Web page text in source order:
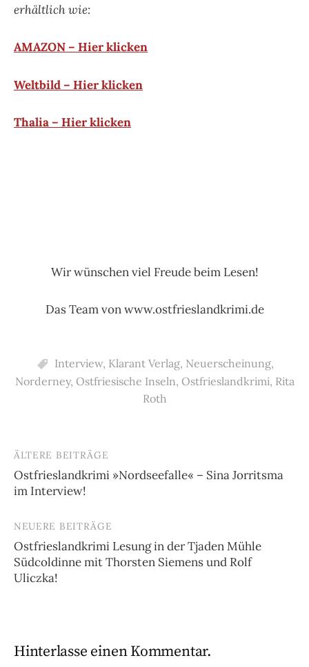
erhältlich wie:
AMAZON – Hier klicken
Weltbild – Hier klicken
Thalia – Hier klicken
Wir wünschen viel Freude beim Lesen!
Das Team von www.ostfrieslandkrimi.de
Interview, Klarant Verlag, Neuerscheinung,
Norderney, Ostfriesische Inseln, Ostfrieslandkrimi, Rita
Roth
Beitragsnavigation
ÄLTERE BEITRÄGE
Ostfrieslandkrimi »Nordseefalle« – Sina Jorritsma
im Interview!
NEUERE BEITRÄGE
Ostfrieslandkrimi Lesung in der Tjaden Mühle
Südcoldinne mit Thorsten Siemens und Rolf
Uliczka!
Hinterlasse einen Kommentar.